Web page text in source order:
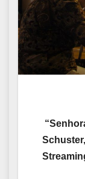
“
Schuster,